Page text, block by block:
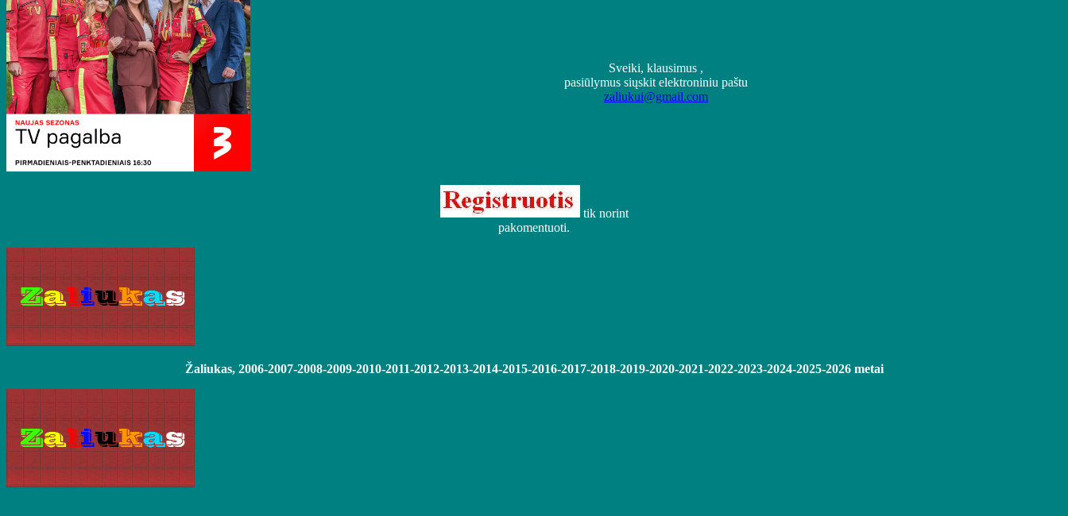
Sveiki, klausimus ,
pasiūlymus siųskit elektroniniu paštu
zaliukui@gmail.com
tik norint
pakomentuoti.
Žaliukas, 2006-2007-2008-2009-2010-2011-2012-2013-2014-2015-2016-2017-2018-2019-2020-2021-2022-2023-2024-2025-2026 metai